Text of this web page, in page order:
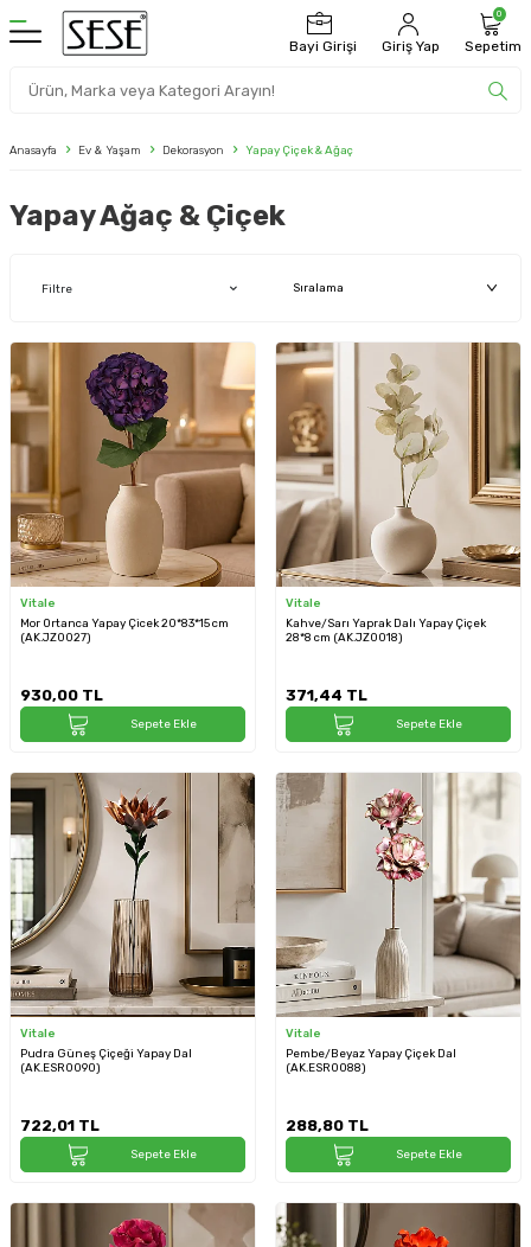
Bayi Girişi Giriş Yap
0
Sepetim
Anasayfa Ev & Yaşam Dekorasyon Yapay Çiçek & Ağaç
Yapay Ağaç & Çiçek
Filtre
Vitale
Mor Ortanca Yapay Çicek 20*83*15 cm
(AK.JZ0027)
930,00 TL
Sepete Ekle
Vitale
Kahve/Sarı Yaprak Dalı Yapay Çiçek
28*8 cm (AK.JZ0018)
371,44 TL
Sepete Ekle
Vitale
Pudra Güneş Çiçeği Yapay Dal
(AK.ESR0090)
722,01 TL
Sepete Ekle
Vitale
Pembe/Beyaz Yapay Çiçek Dal
(AK.ESR0088)
288,80 TL
Sepete Ekle